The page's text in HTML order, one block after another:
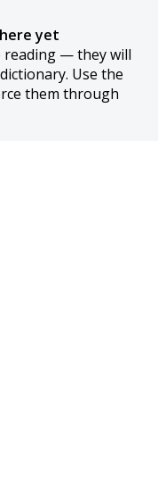
yet
reading — they will
Use the
them through